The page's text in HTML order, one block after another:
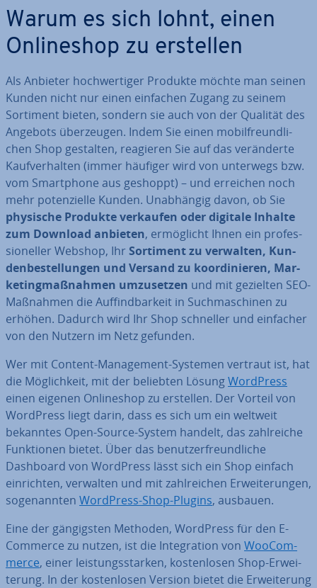
Warum es sich lohnt, einen
On­line­shop zu erstellen
Als Anbieter hoch­wer­ti­ger Produkte möchte man seinen
Kunden nicht nur einen einfachen Zugang zu seinem
Sortiment bieten, sondern sie auch von der Qualität des
Angebots über­zeu­gen. Indem Sie einen mo­bil­freund­li­
chen Shop gestalten, reagieren Sie auf das ver­än­der­te
Kauf­ver­hal­ten (immer häufiger wird von unterwegs bzw.
vom Smart­phone aus geshoppt) – und erreichen noch
mehr po­ten­zi­el­le Kunden. Un­ab­hän­gig davon, ob Sie
physische Produkte verkaufen oder digitale Inhalte
zum Download anbieten, er­mög­licht Ihnen ein pro­fes­
sio­nel­ler Webshop, Ihr Sortiment zu verwalten, Kun­
den­be­stel­lun­gen und Versand zu ko­or­di­nie­ren, Mar­
ke­ting­maß­nah­men um­zu­set­zen und mit gezielten SEO-
Maßnahmen die Auf­find­bar­keit in Such­ma­schi­nen zu
erhöhen. Dadurch wird Ihr Shop schneller und einfacher
von den Nutzern im Netz gefunden.
Wer mit Content-Ma­nage­ment-Systemen vertraut ist, hat
die Mög­lich­keit, mit der beliebten LösungWordPress
einen eigenen On­line­shop zu erstellen. Der Vorteil von
WordPress liegt darin, dass es sich um ein weltweit
bekanntes Open-Source-System handelt, das zahl­rei­che
Funk­tio­nen bietet. Über das be­nut­zer­freund­li­che
Dashboard von WordPress lässt sich ein Shop einfach
ein­rich­ten, verwalten und mit zahl­rei­chen Er­wei­te­run­gen,
so­ge­nann­ten WordPress-Shop-Plugins, ausbauen.
Eine der gän­gigs­ten Methoden, WordPress für den E-
Commerce zu nutzen, ist die In­te­gra­ti­on von Woo­Com­
mer­ce, einer leis­tungs­star­ken, kos­ten­lo­sen Shop-Er­wei­
te­rung. In der kos­ten­lo­sen Version bietet die Er­wei­te­rung